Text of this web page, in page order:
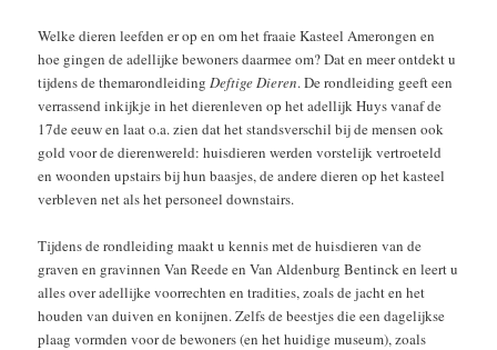
Welke dieren leefden er op en om het fraaie Kasteel Amerongen en
hoe gingen de adellijke bewoners daarmee om? Dat en meer ontdekt u
tijdens de themarondleidingDeftige Dieren. De rondleiding geeft een
verrassend inkijkje in het dierenleven op het adellijk Huys vanaf de
17de eeuw en laat o.a. zien dat het standsverschil bij de mensen ook
gold voor de dierenwereld: huisdieren werden vorstelijk vertroeteld
en woonden upstairs bij hun baasjes, de andere dieren op het kasteel
verbleven net als het personeel downstairs.
Tijdens de rondleiding maakt u kennis met de huisdieren van de
graven en gravinnen Van Reede en Van Aldenburg Bentinck en leert u
alles over adellijke voorrechten en tradities, zoals de jacht en het
houden van duiven en konijnen. Zelfs de beestjes die een dagelijkse
plaag vormden voor de bewoners (en het huidige museum), zoals